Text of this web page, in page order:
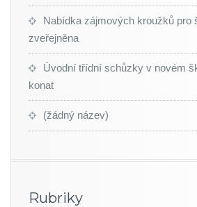
Nabídka zájmových kroužků pro
zveřejněna
Úvodní třídní schůzky v novém
konat
(žádný název)
Rubriky